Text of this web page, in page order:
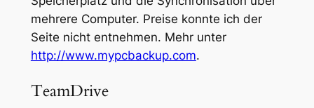
mehrere Computer. Preise konnte ich der
Seite nicht entnehmen. Mehr unter
http://www.mypcbackup.com.
TeamDrive